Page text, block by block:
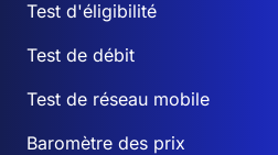
Test d'éligibilité
Test de débit
Test de réseau mobile
Baromètre des prix